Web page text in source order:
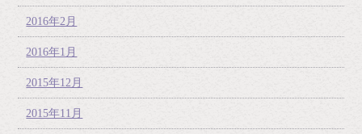
2016年2月
2016年1月
2015年12月
2015年11月